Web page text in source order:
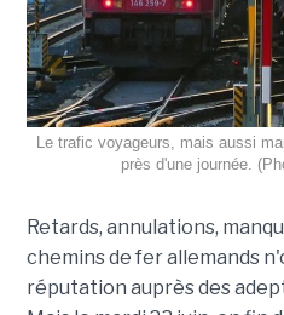
Le trafic voyageurs, mais aussi
près d'une journée.
Retards, annulations,
chemins de fer allemands
réputation auprès des